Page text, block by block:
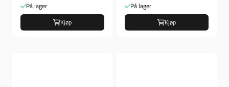
På lager
Kjøp
På lager
Kjøp